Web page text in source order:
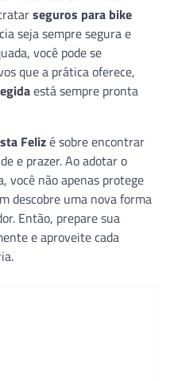
seguros para bike
seja sempre segura e
você pode se
que a prática oferece,
está sempre pronta
Felizé sobre encontrar
e prazer. Ao adotar o
você não apenas protege
descobre uma nova forma
Então, prepare sua
e aproveite cada